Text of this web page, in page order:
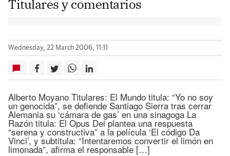
Titulares y comentarios
Wednesday, 22 March 2006, 11:11
Alberto Moyano Titulares: El Mundo titula: “Yo no soy
un genocida”, se defiende Santiago Sierra tras cerrar
Alemania su ‘cámara de gas’ en una sinagoga La
Razón titula: El Opus Dei plantea una respuesta
“serena y constructiva” a la película ‘El código Da
Vinci’, y subtitula: “Intentaremos convertir el limón en
limonada”, afirma el responsable […]